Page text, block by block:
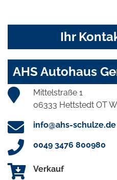
Ihr
AHS Autohaus
Mittelstraße 1
06333 Hettstedt OT
info@ahs-schulze.de
0049 3476 800980
Verkauf